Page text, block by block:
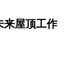
来屋顶工作